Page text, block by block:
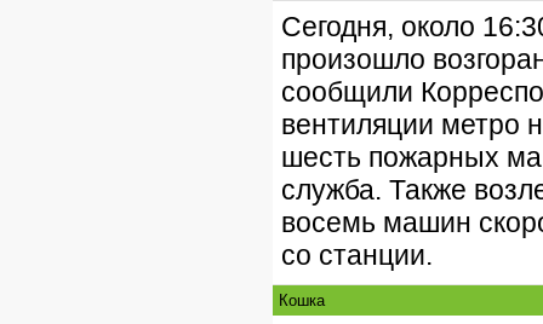
Сегодня, около
произошло
сообщили
вентиляции метро
шесть пожарных
служба. Также
восемь машин
со станции.
Кошка